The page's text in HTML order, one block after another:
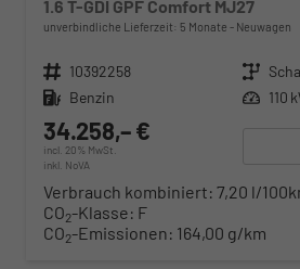
1.6 T-GDI GPF Comfort MJ27
unverbindliche Lieferzeit: 5 Monate Neuwagen
Fahrzeugnr. 10392258 Getriebe
Kraftstoff Benzin Leistung 110
34.258,– €
incl. 20% MwSt.
inkl. NoVA
Verbrauch kombiniert: 7,20 l/
CO2-Klasse: F
CO2-Emissionen: 164,00 g/km